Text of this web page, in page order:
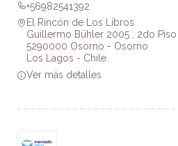
+56982541392
El Rincón de Los Libros
Guillermo Bühler 2005 , 2do Piso
5290000 Osorno - Osorno
Los Lagos - Chile
Ver más detalles